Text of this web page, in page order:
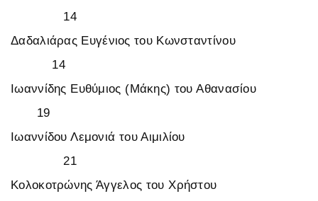
14
Δαδαλιάρας Ευγένιος του Κωνσταντίνου
14
Ιωαννίδης Ευθύμιος (Μάκης) του Αθανασίου
19
Ιωαννίδου Λεμονιά του Αιμιλίου
21
Κολοκοτρώνης Άγγελος του Χρήστου